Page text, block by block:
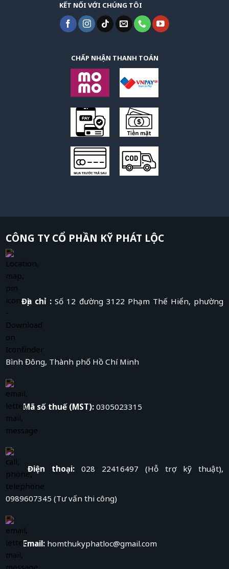
KẾT NỐI VỚI CHÚNG TÔI
CHẤP NHẬN THANH TOÁN
CÔNG TY CỔ PHẦN KỸ PHÁT LỘC
Địa chỉ : Số 12 đường 3122 Phạm Thế Hiển, phường
Bình Đông, Thành phố Hồ Chí Minh
Mã số thuế (MST): 0305023315
Điện thoại: 028 22416497 (Hỗ trợ kỹ thuật),
0989607345 (Tư vấn thi công)
Email: homthukyphatloc@gmail.com